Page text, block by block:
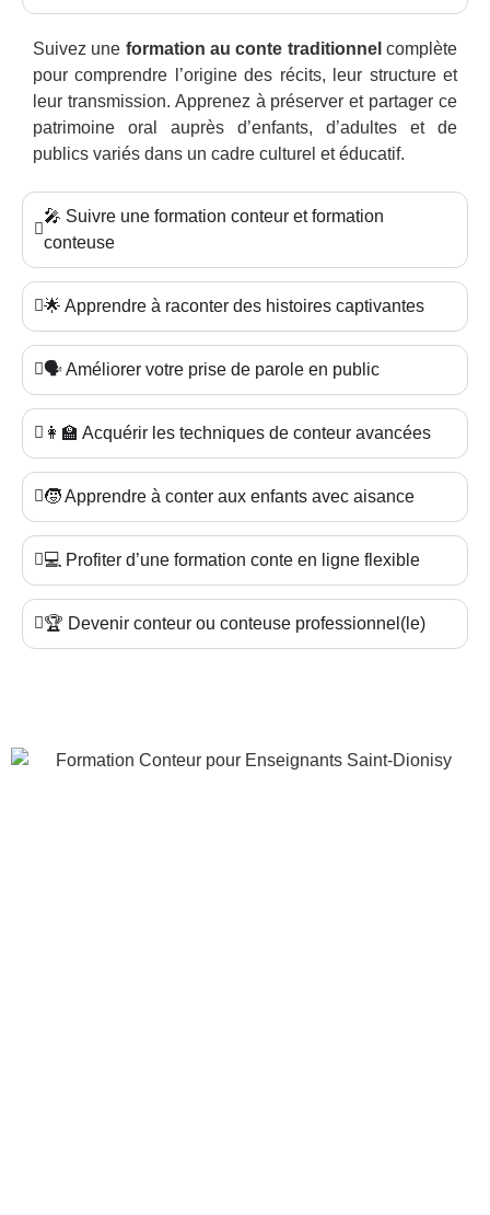
Suivez une formation au conte traditionnel complète
pour comprendre l’origine des récits, leur structure et
leur transmission. Apprenez à préserver et partager ce
patrimoine oral auprès d’enfants, d’adultes et de
publics variés dans un cadre culturel et éducatif.
🎤 Suivre une formation conteur et formation
conteuse
🌟 Apprendre à raconter des histoires captivantes
🗣️ Améliorer votre prise de parole en public
👩‍🏫 Acquérir les techniques de conteur avancées
🧒 Apprendre à conter aux enfants avec aisance
💻 Profiter d’une formation conte en ligne flexible
🏆 Devenir conteur ou conteuse professionnel(le)